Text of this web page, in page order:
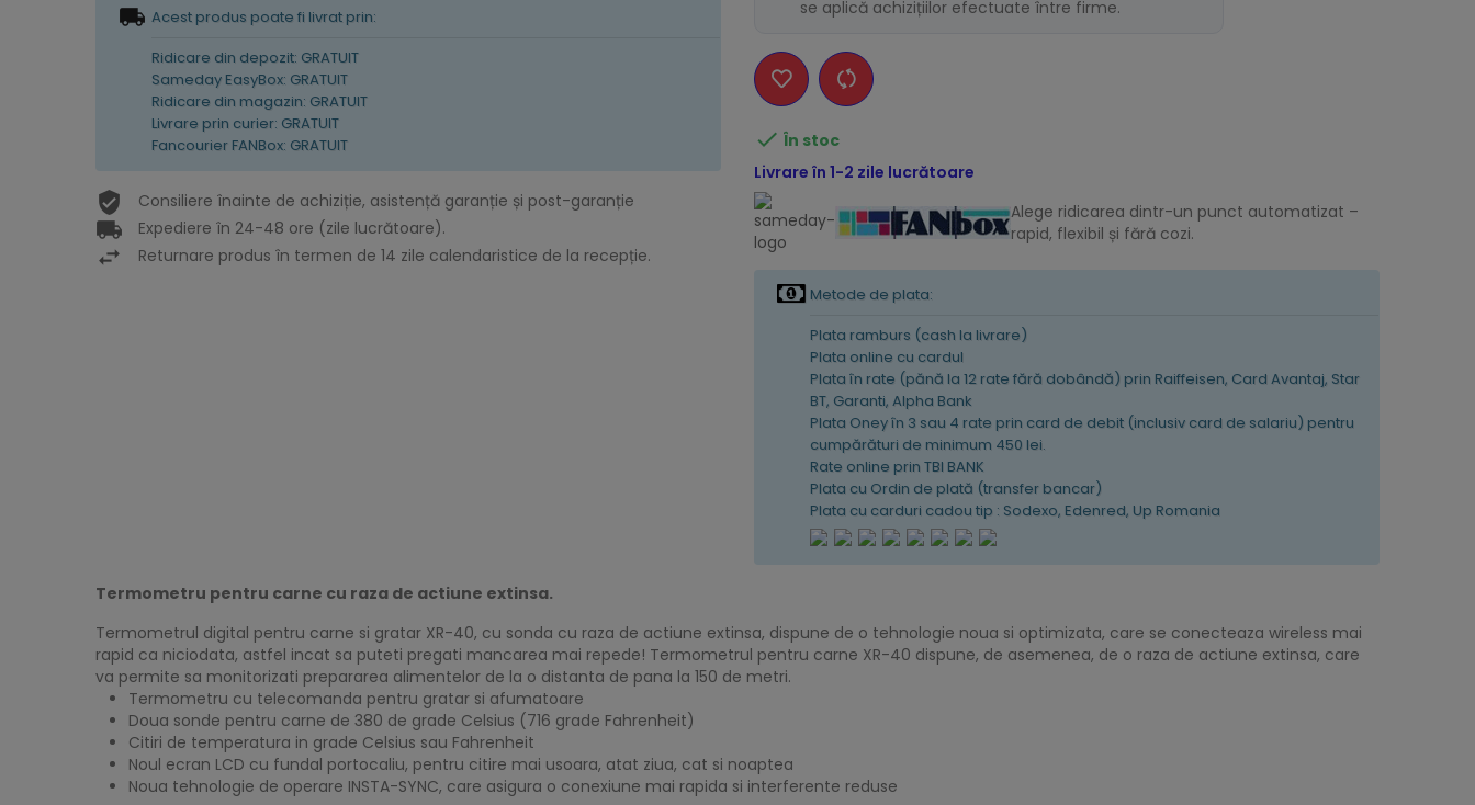
Acest produs poate fi livrat prin:
Ridicare din depozit: GRATUIT
Sameday EasyBox: GRATUIT
Ridicare din magazin: GRATUIT
Livrare prin curier: GRATUIT
Fancourier FANBox: GRATUIT
Consiliere înainte de achiziție, asistență garanție și post-garanție
Expediere în 24-48 ore (zile lucrătoare).
Returnare produs în termen de 14 zile calendaristice de la recepție.
se aplică achizițiilor efectuate între firme.
 În stoc
Livrare în 1-2 zile lucrătoare
Alege ridicarea dintr-un punct automatizat –
rapid, flexibil și fără cozi.
Metode de plata:
Plata ramburs (cash la livrare)
Plata online cu cardul
Plata în rate (pănă la 12 rate fără dobândă) prin Raiffeisen, Card Avantaj, Star
BT, Garanti, Alpha Bank
Plata Oney în 3 sau 4 rate prin card de debit (inclusiv card de salariu) pentru
cumpărături de minimum 450 lei.
Rate online prin TBI BANK
Plata cu Ordin de plată (transfer bancar)
Plata cu carduri cadou tip : Sodexo, Edenred, Up Romania
Termometru pentru carne cu raza de actiune extinsa.
Termometrul digital pentru carne si gratar XR-40, cu sonda cu raza de actiune extinsa, dispune de o tehnologie noua si optimizata, care se conecteaza wireless mai
rapid ca niciodata, astfel incat sa puteti pregati mancarea mai repede! Termometrul pentru carne XR-40 dispune, de asemenea, de o raza de actiune extinsa, care
va permite sa monitorizati prepararea alimentelor de la o distanta de pana la 150 de metri.
Termometru cu telecomanda pentru gratar si afumatoare
Doua sonde pentru carne de 380 de grade Celsius (716 grade Fahrenheit)
Citiri de temperatura in grade Celsius sau Fahrenheit
Noul ecran LCD cu fundal portocaliu, pentru citire mai usoara, atat ziua, cat si noaptea
Noua tehnologie de operare INSTA-SYNC, care asigura o conexiune mai rapida si interferente reduse